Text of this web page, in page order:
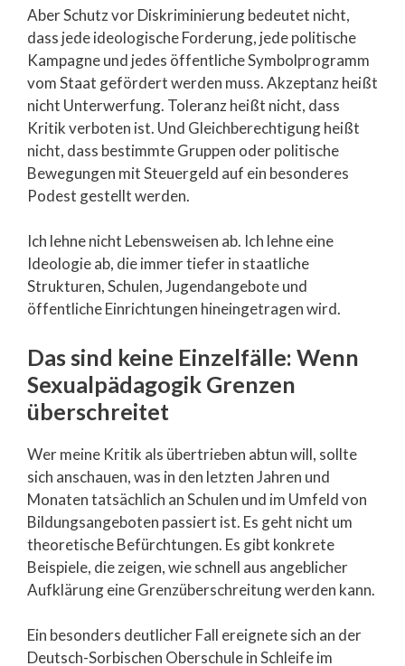
Aber Schutz vor Diskriminierung bedeutet nicht,
dass jede ideologische Forderung, jede politische
Kampagne und jedes öffentliche Symbolprogramm
vom Staat gefördert werden muss. Akzeptanz heißt
nicht Unterwerfung. Toleranz heißt nicht, dass
Kritik verboten ist. Und Gleichberechtigung heißt
nicht, dass bestimmte Gruppen oder politische
Bewegungen mit Steuergeld auf ein besonderes
Podest gestellt werden.
Ich lehne nicht Lebensweisen ab. Ich lehne eine
Ideologie ab, die immer tiefer in staatliche
Strukturen, Schulen, Jugendangebote und
öffentliche Einrichtungen hineingetragen wird.
Das sind keine Einzelfälle: Wenn
Sexualpädagogik Grenzen
überschreitet
Wer meine Kritik als übertrieben abtun will, sollte
sich anschauen, was in den letzten Jahren und
Monaten tatsächlich an Schulen und im Umfeld von
Bildungsangeboten passiert ist. Es geht nicht um
theoretische Befürchtungen. Es gibt konkrete
Beispiele, die zeigen, wie schnell aus angeblicher
Aufklärung eine Grenzüberschreitung werden kann.
Ein besonders deutlicher Fall ereignete sich an der
Deutsch-Sorbischen Oberschule in Schleife im